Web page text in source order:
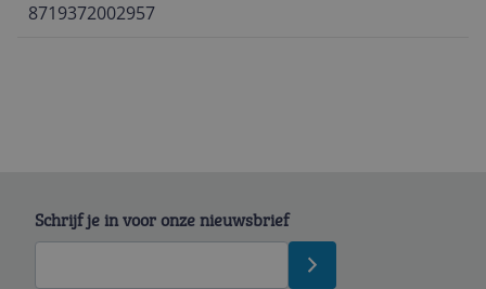
8719372002957
Schrijf je in voor onze nieuwsbrief